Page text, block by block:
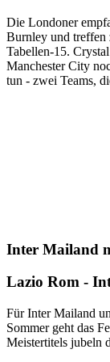
Die Londoner
Burnley und treffen
Tabellen-15.
Manchester City
tun - zwei Teams,
Inter Mailand
Lazio Rom -
Für Inter Mailand
Sommer geht das
Meistertitels jubeln